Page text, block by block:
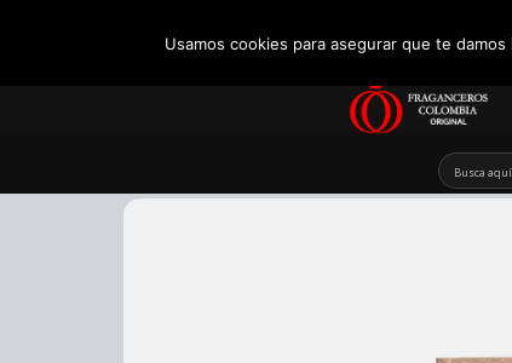
to
Usamos cookies para asegurar que te